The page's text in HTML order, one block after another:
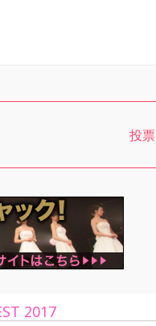
投票
2017